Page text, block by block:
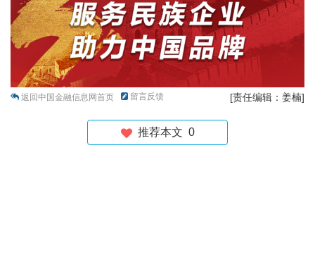
返回中国金融信息网首页 留言反馈 [责任编辑：姜楠]
推荐本文 0